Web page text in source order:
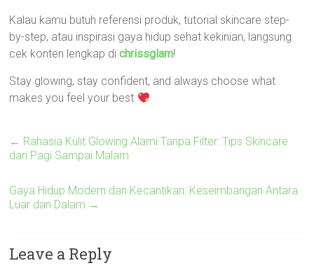
Kalau kamu butuh referensi produk, tutorial skincare step-
by-step, atau inspirasi gaya hidup sehat kekinian, langsung
cek konten lengkap dichrissglam!
Stay glowing, stay confident, and always choose what
makes you feel your best
← Rahasia Kulit Glowing Alami Tanpa Filter: Tips Skincare
dari Pagi Sampai Malam
Gaya Hidup Modern dan Kecantikan: Keseimbangan Antara
Luar dan Dalam →
Leave a Reply